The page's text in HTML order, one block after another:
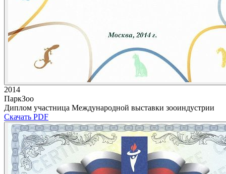
2014
ПаркЗоо
Диплом участница Международной выставки зооиндустрии
Скачать PDF